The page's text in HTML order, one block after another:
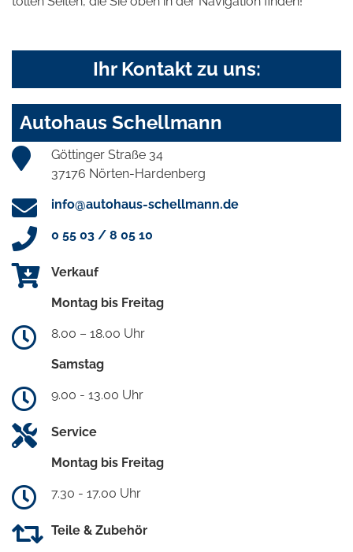
Ihr Kontakt zu uns:
Autohaus Schellmann
Göttinger Straße 34
37176 Nörten-Hardenberg
info@autohaus-schellmann.de
0 55 03 / 8 05 10
Verkauf
Montag bis Freitag
8.00 – 18.00 Uhr
Samstag
9.00 - 13.00 Uhr
Service
Montag bis Freitag
7.30 - 17.00 Uhr
Teile & Zubehör